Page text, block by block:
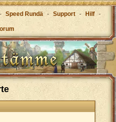
- Speed Rundä - Support - Hilf -